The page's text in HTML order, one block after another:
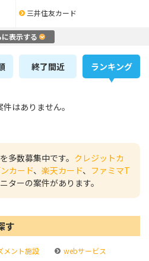
三井住友カード
に表示する
終了間近 ランキング
はありません。
多数募集中です。 クレジットカ
カード、 楽天カード、 ファミマT
ターの案件があります。
す
メント施設
webサービス